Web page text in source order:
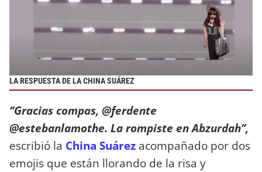
LA RESPUESTA DE LA CHINA SUÁREZ
‘’Gracias compas, @ferdente
@estebanlamothe. La rompiste en Abzurdah’’,
escribió la China Suárez acompañado por dos
emojis que están llorando de la risa y